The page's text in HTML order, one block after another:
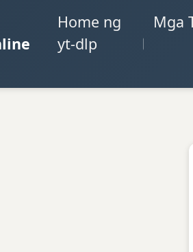
Home ng
yt-dlp
Mga